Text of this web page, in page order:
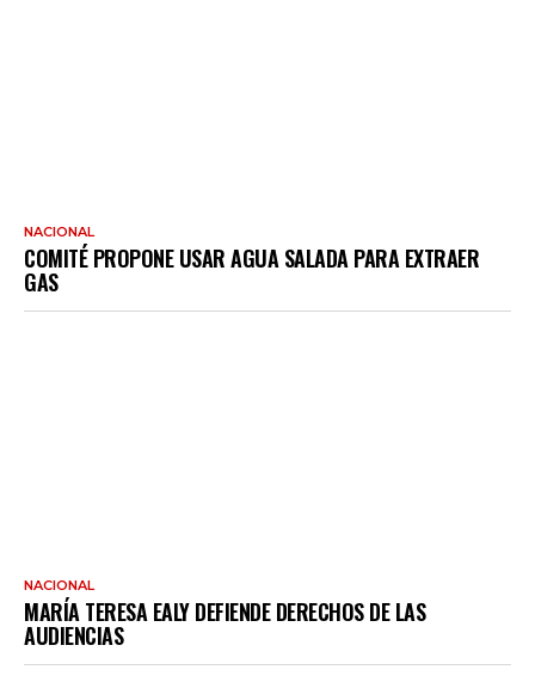
NACIONAL
COMITÉ PROPONE USAR AGUA SALADA PARA EXTRAER
GAS
NACIONAL
MARÍA TERESA EALY DEFIENDE DERECHOS DE LAS
AUDIENCIAS